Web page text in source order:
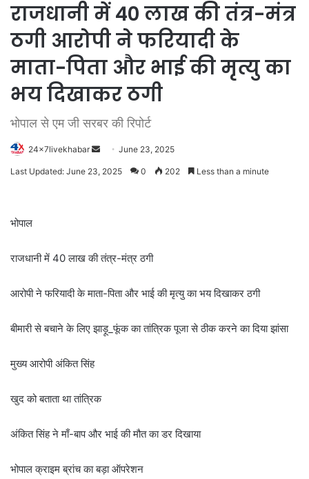
राजधानी में 40 लाख की तंत्र-मंत्र
ठगी आरोपी ने फरियादी के
माता-पिता और भाई की मृत्यु का
भय दिखाकर ठगी
भोपाल से एम जी सरबर की रिपोर्ट
24x7livekhabar
SendJune 23, 2025
Last Updated: June 23, 2025 0 202 Less than a minute
भोपाल
राजधानी में 40 लाख की तंत्र-मंत्र ठगी
आरोपी ने फरियादी के माता-पिता और भाई की मृत्यु का भय दिखाकर ठगी
बीमारी से बचाने के लिए झाड़ू_फूंक का तांत्रिक पूजा से ठीक करने का दिया झांसा
मुख्य आरोपी अंकित सिंह
खुद को बताता था तांत्रिक
अंकित सिंह ने माँ-बाप और भाई की मौत का डर दिखाया
भोपाल क्राइम ब्रांच का बड़ा ऑपरेशन